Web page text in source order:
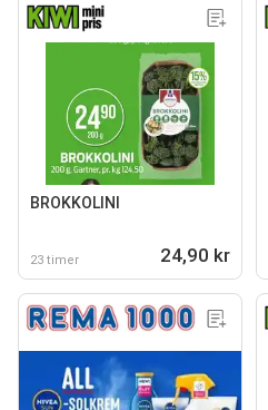
BROKKOLINI
23 timer 24,90 kr